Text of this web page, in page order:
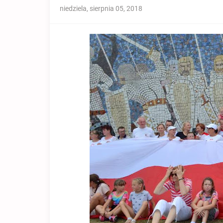
niedziela, sierpnia 05, 2018